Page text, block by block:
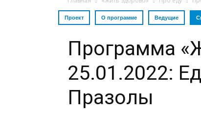
Проект О программе Ведущие
Программа
25.01.2022:
Празолы